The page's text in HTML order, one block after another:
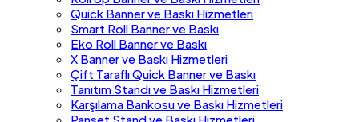
Quick Banner ve Baskı Hizmetleri
Smart Roll Banner ve Baskı
Eko Roll Banner ve Baskı
X Banner ve Baskı Hizmetleri
Çift Taraflı Quick Banner ve Baskı
Tanıtım Standı ve Baskı Hizmetleri
Karşılama Bankosu ve Baskı Hizmetleri